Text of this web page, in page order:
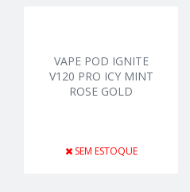
VAPE POD IGNITE
V120 PRO ICY MINT
ROSE GOLD
SEM ESTOQUE